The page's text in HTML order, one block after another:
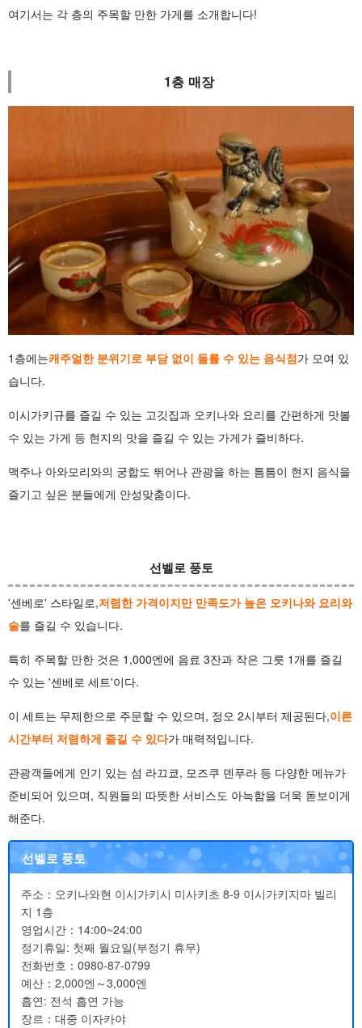
여기서는 각 층의 주목할 만한 가게를 소개합니다!
1층 매장
1층에는캐주얼한 분위기로 부담 없이 들를 수 있는 음식점가 모여 있
습니다.
이시가키규를 즐길 수 있는 고깃집과 오키나와 요리를 간편하게 맛볼
수 있는 가게 등 현지의 맛을 즐길 수 있는 가게가 즐비하다.
맥주나 아와모리와의 궁합도 뛰어나 관광을 하는 틈틈이 현지 음식을
즐기고 싶은 분들에게 안성맞춤이다.
선벨로 풍토
'센베로' 스타일로,저렴한 가격이지만 만족도가 높은 오키나와 요리와
술를 즐길 수 있습니다.
특히 주목할 만한 것은 1,000엔에 음료 3잔과 작은 그릇 1개를 즐길
수 있는 '센베로 세트'이다.
이 세트는 무제한으로 주문할 수 있으며, 정오 2시부터 제공된다,이른
시간부터 저렴하게 즐길 수 있다가 매력적입니다.
관광객들에게 인기 있는 섬 라끄쿄, 모즈쿠 덴푸라 등 다양한 메뉴가
준비되어 있으며, 직원들의 따뜻한 서비스도 아늑함을 더욱 돋보이게
해준다.
선벨로 풍토
주소：오키나와현 이시가키시 미사키초 8-9 이시가키지마 빌리
지 1층
영업시간：14:00~24:00
정기휴일: 첫째 월요일(부정기 휴무)
전화번호：0980-87-0799
예산：2,000엔～3,000엔
흡연: 전석 흡연 가능
장르：대중 이자카야